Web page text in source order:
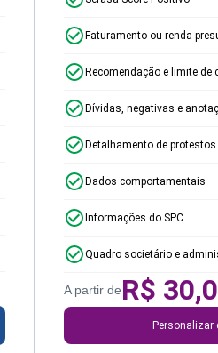
Faturamento ou renda
Recomendação e limite de
Dívidas, negativas e
Detalhamento de protestos
Dados comportamentais
Informações do SPC
Quadro societário e
A partir deR$
Personalizar